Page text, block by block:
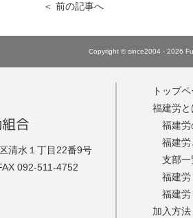
＜ 前の記事へ
Copyright © since2004 - 2026
合
清水１丁目22番9号
092-511-4752
トップ
福建労と
福建
福建労
支部一
福建
福建
加入方法